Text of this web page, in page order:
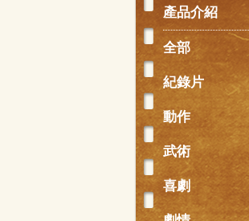
產品介紹
全部
紀錄片
動作
武術
喜劇